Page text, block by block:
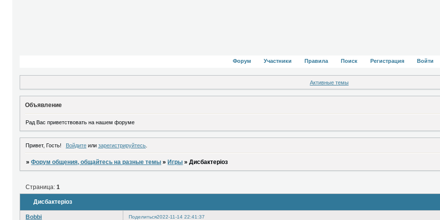
Форум Участники Правила Поиск Регистрация Войти
Активные темы
Объявление
Рад Вас приветствовать на нашем форуме
Привет, Гость! Войдитеили зарегистрируйтесь.
»Форум общения, общайтесь на разные темы »Игры »Дисбактеріоз
Дисбактеріоз
Страница:1
Поделиться2022-11-14 22:41:37
Bobbi